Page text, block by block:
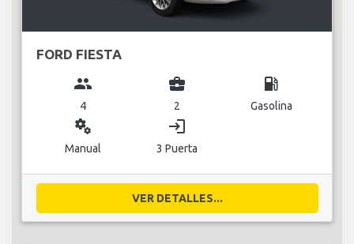
FORD FIESTA
group
4
business_center
2
local_gas_station
Gasolina
miscellaneous_services
Manual
login
3 Puerta
VER DETALLES...